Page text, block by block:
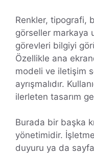
Renkler, tipografi,
görseller markaya
görevleri bilgiyi
Özellikle ana
modeli ve iletişim
ayrışmalıdır.
ilerleten tasarım
Burada bir başka
yönetimidir.
duyuru ya da